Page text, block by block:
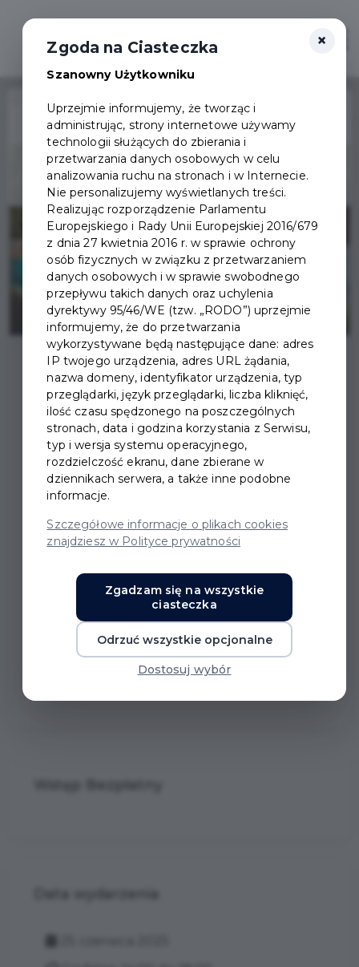
Wydarzenie już się
zakończyło
POWITANIE LATA DLA
SENIORÓW
W środę, 25.06.2025 r. w godz. 14:00-18:00 Miejski
Ośrodek Pomocy Społecznej w Pruszczu Gdańskim
miasta! Spotkanie będzie miało charakter imprezy
plenerowej z grillem.
×
Zgoda na Ciasteczka
Szanowny Użytkowniku
Uprzejmie informujemy, że tworząc i
administrując, strony internetowe używamy
technologii służących do zbierania i
przetwarzania danych osobowych w celu
analizowania ruchu na stronach i w Internecie.
Nie personalizujemy wyświetlanych treści.
Realizując rozporządzenie Parlamentu
Europejskiego i Rady Unii Europejskiej 2016/679
z dnia 27 kwietnia 2016 r. w sprawie ochrony
osób fizycznych w związku z przetwarzaniem
danych osobowych i w sprawie swobodnego
przepływu takich danych oraz uchylenia
dyrektywy 95/46/WE (tzw. „RODO”) uprzejmie
informujemy, że do przetwarzania
wykorzystywane będą następujące dane: adres
IP twojego urządzenia, adres URL żądania,
nazwa domeny, identyfikator urządzenia, typ
przeglądarki, język przeglądarki, liczba kliknięć,
ilość czasu spędzonego na poszczególnych
stronach, data i godzina korzystania z Serwisu,
typ i wersja systemu operacyjnego,
rozdzielczość ekranu, dane zbierane w
dziennikach serwera, a także inne podobne
informacje.
Szczegółowe informacje o plikach cookies
znajdziesz w Polityce prywatności
Zgadzam się na wszystkie
ciasteczka
Odrzuć wszystkie opcjonalne
Dostosuj wybór